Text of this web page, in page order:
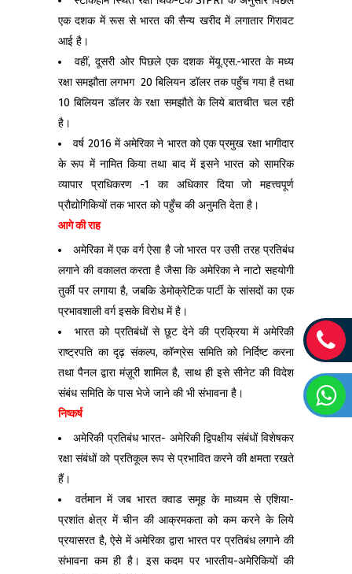
एक दशक में रूस से भारत की सैन्य खरीद में लगातार गिरावट
आई है।
वहीं, दूसरी ओर पिछले एक दशक मेंयू.एस.-भारत के मध्य
रक्षा समझौता लगभग 20 बिलियन डॉलर तक पहुँच गया है तथा
10 बिलियन डॉलर के रक्षा समझौते के लिये बातचीत चल रही
है।
वर्ष 2016 में अमेरिका ने भारत को एक प्रमुख रक्षा भागीदार
के रूप में नामित किया तथा बाद में इसने भारत को सामरिक
व्यापार प्राधिकरण -1 का अधिकार दिया जो महत्त्वपूर्ण
प्रौद्योगिकियों तक भारत को पहुँच की अनुमति देता है।
आगे की राह
अमेरिका में एक वर्ग ऐसा है जो भारत पर उसी तरह प्रतिबंध
लगाने की वकालत करता है जैसा कि अमेरिका ने नाटो सहयोगी
तुर्की पर लगाया है, जबकि डेमोक्रेटिक पार्टी के सांसदों का एक
प्रभावशाली वर्ग इसके विरोध में है।
भारत को प्रतिबंधों से छूट देने की प्रक्रिया में अमेरिकी
राष्ट्रपति का दृढ़ संकल्प, कॉन्ग्रेस समिति को निर्दिष्ट करना
तथा पैनल द्वारा मंज़ूरी शामिल है, साथ ही इसे सीनेट की विदेश
संबंध समिति के पास भेजे जाने की भी संभावना है।
निष्कर्ष
अमेरिकी प्रतिबंध भारत- अमेरिकी द्विपक्षीय संबंधों विशेषकर
रक्षा संबंधों को प्रतिकूल रूप से प्रभावित करने की क्षमता रखते
हैं।
वर्तमान में जब भारत क्वाड समूह के माध्यम से एशिया-
प्रशांत क्षेत्र में चीन की आक्रमकता को कम करने के लिये
प्रयासरत है, ऐसे में अमेरिका द्वारा भारत पर प्रतिबंध लगाने की
संभावना कम ही है। इस कदम पर भारतीय-अमेरिकियों की